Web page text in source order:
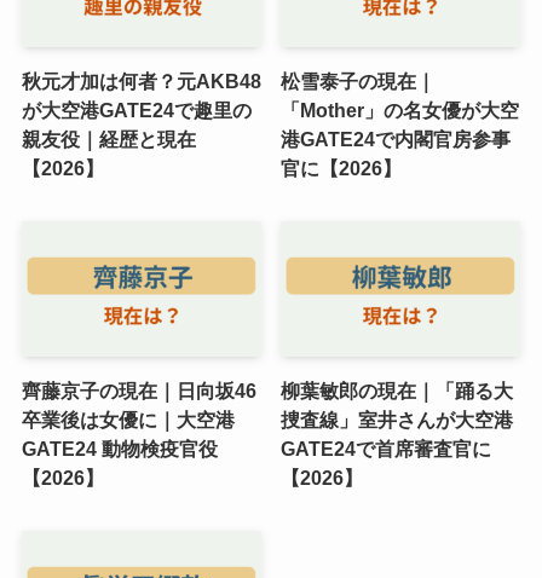
秋元才加は何者？元AKB48
が大空港GATE24で趣里の
親友役｜経歴と現在
【2026】
松雪泰子の現在｜
「Mother」の名女優が大空
港GATE24で内閣官房参事
官に【2026】
齊藤京子の現在｜日向坂46
卒業後は女優に｜大空港
GATE24 動物検疫官役
【2026】
柳葉敏郎の現在｜「踊る大
捜査線」室井さんが大空港
GATE24で首席審査官に
【2026】